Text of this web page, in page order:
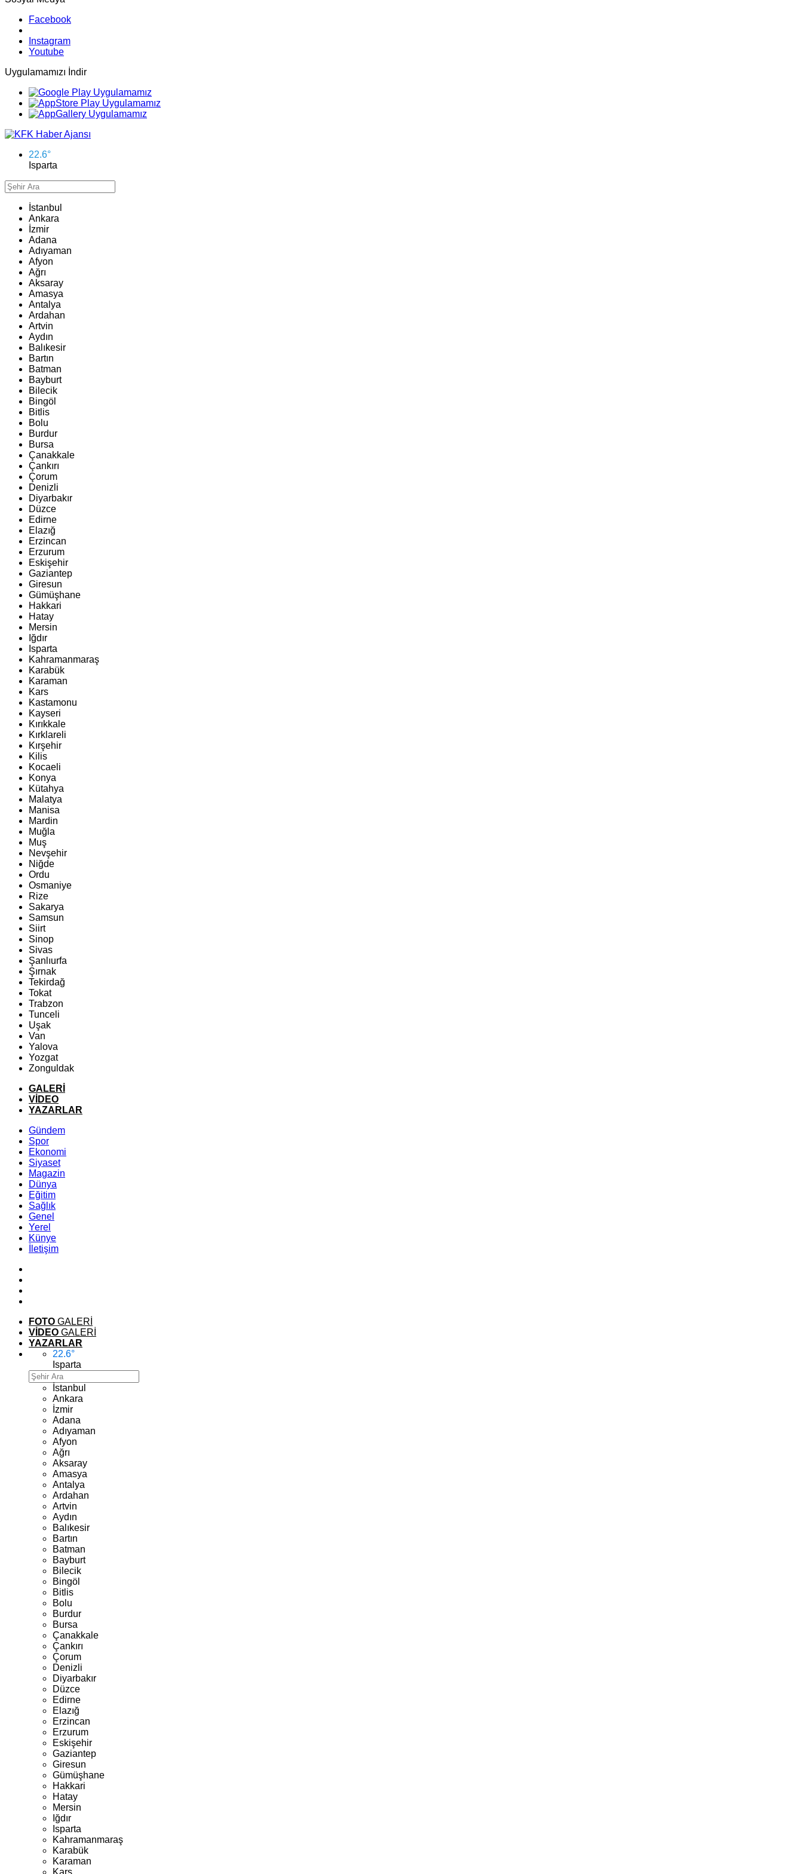
Facebook
Instagram
Youtube
Uygulamamızı İndir
22.6°
Isparta
İstanbul
Ankara
İzmir
Adana
Adıyaman
Afyon
Ağrı
Aksaray
Amasya
Antalya
Ardahan
Artvin
Aydın
Balıkesir
Bartın
Batman
Bayburt
Bilecik
Bingöl
Bitlis
Bolu
Burdur
Bursa
Çanakkale
Çankırı
Çorum
Denizli
Diyarbakır
Düzce
Edirne
Elazığ
Erzincan
Erzurum
Eskişehir
Gaziantep
Giresun
Gümüşhane
Hakkari
Hatay
Mersin
Iğdır
Isparta
Kahramanmaraş
Karabük
Karaman
Kars
Kastamonu
Kayseri
Kırıkkale
Kırklareli
Kırşehir
Kilis
Kocaeli
Konya
Kütahya
Malatya
Manisa
Mardin
Muğla
Muş
Nevşehir
Niğde
Ordu
Osmaniye
Rize
Sakarya
Samsun
Siirt
Sinop
Sivas
Şanlıurfa
Şırnak
Tekirdağ
Tokat
Trabzon
Tunceli
Uşak
Van
Yalova
Yozgat
Zonguldak
GALERİ
VİDEO
YAZARLAR
Gündem
Spor
Ekonomi
Siyaset
Magazin
Dünya
Eğitim
Sağlık
Genel
Yerel
Künye
İletişim
FOTO GALERİ
VİDEO GALERİ
YAZARLAR
22.6°
Isparta
İstanbul
Ankara
İzmir
Adana
Adıyaman
Afyon
Ağrı
Aksaray
Amasya
Antalya
Ardahan
Artvin
Aydın
Balıkesir
Bartın
Batman
Bayburt
Bilecik
Bingöl
Bitlis
Bolu
Burdur
Bursa
Çanakkale
Çankırı
Çorum
Denizli
Diyarbakır
Düzce
Edirne
Elazığ
Erzincan
Erzurum
Eskişehir
Gaziantep
Giresun
Gümüşhane
Hakkari
Hatay
Mersin
Iğdır
Isparta
Kahramanmaraş
Karabük
Karaman
Kars